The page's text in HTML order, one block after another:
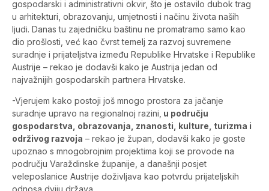
gospodarski i administrativni okvir, što je ostavilo dubok trag
u arhitekturi, obrazovanju, umjetnosti i načinu života naših
ljudi. Danas tu zajedničku baštinu ne promatramo samo kao
dio prošlosti, već kao čvrst temelj za razvoj suvremene
suradnje i prijateljstva između Republike Hrvatske i Republike
Austrije – rekao je dodavši kako je Austrija jedan od
najvažnijih gospodarskih partnera Hrvatske.
-Vjerujem kako postoji još mnogo prostora za jačanje
suradnje upravo na regionalnoj razini, u području
gospodarstva, obrazovanja, znanosti, kulture, turizma i
održivog razvoja – rekao je župan, dodavši kako je goste
upoznao s mnogobrojnim projektima koji se provode na
području Varaždinske županije, a današnji posjet
veleposlanice Austrije doživljava kao potvrdu prijateljskih